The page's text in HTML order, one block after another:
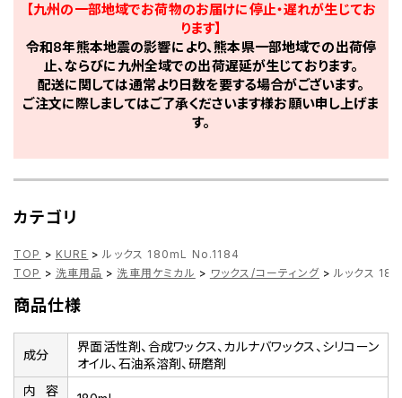
【九州の一部地域でお荷物のお届けに停止・遅れが生じてお
ります】
令和8年熊本地震の影響により、熊本県一部地域での出荷停
止、ならびに九州全域での出荷遅延が生じております。
配送に関しては通常より日数を要する場合がございます。
ご注文に際しましてはご了承くださいます様お願い申し上げま
す。
カテゴリ
TOP > KURE > ルックス 180mL No.1184
TOP > 洗車用品 > 洗車用ケミカル > ワックス/コーティング > ルックス
商品仕様
成分
界面活性剤、合成ワックス、カルナバワックス、シリコーン
オイル、石油系溶剤、研磨剤
内容